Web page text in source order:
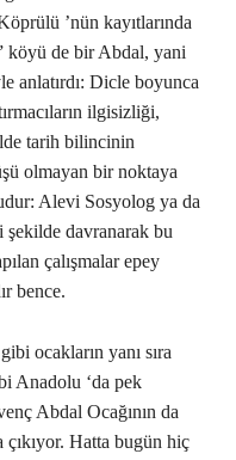
’nün kayıtlarında
köyü de bir Abdal, yani
anlatırdı: Dicle boyunca
ilgisizliği,
tarih bilincinin
olmayan bir noktaya
Alevi Sosyolog ya da
şekilde davranarak bu
çalışmalar epey
bence.
ocakların yanı sıra
Anadolu ‘da pek
Abdal Ocağının da
Hatta bugün hiç